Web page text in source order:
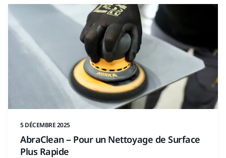
5 DÉCEMBRE 2025
AbraClean – Pour un Nettoyage de Surface
Plus Rapide